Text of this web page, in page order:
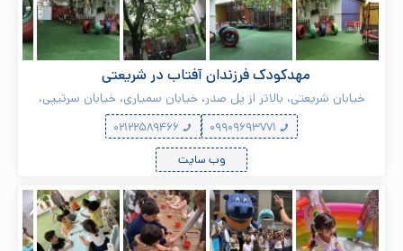
مهدکودک فرزندان آفتاب در شریعتی
خیابان شریعتی، بالاتر از پل صدر، خیابان سمیاری، خیابان سرتیپی،
پلاک ۲۶
۰۲۱۲۲۵۸۹۴۶۶
وب سایت